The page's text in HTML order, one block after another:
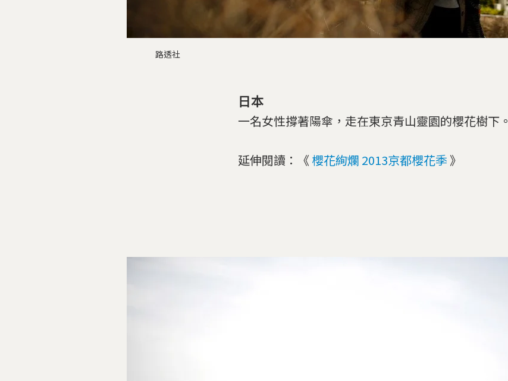
路透社
日本
一名女性撐著陽傘，走在東京青山靈園的櫻花樹下。
延伸閱讀：《 櫻花絢爛 2013京都櫻花季 》